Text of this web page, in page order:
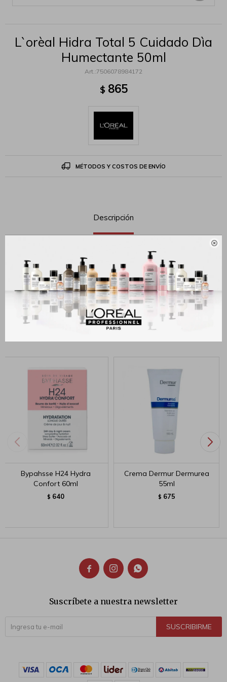

L`orèal Hidra Total 5 Cuidado Dìa
Humectante 50ml
7506078984172
$ 865
MÉTODOS Y COSTOS DE ENVÍO
Descripción
Crema facial hidratante L'oreal hidra-total 5 crema humectante día
para todo tipo de piel. Todas las edades. Mantiene la piel hidratada e
iluminada todo el día
Bypahsse H24 Hydra
Confort 60ml
$ 640
Crema Dermur Dermurea
55ml
$ 675
  
Suscríbete a nuestra newsletter
SUSCRIBIRME